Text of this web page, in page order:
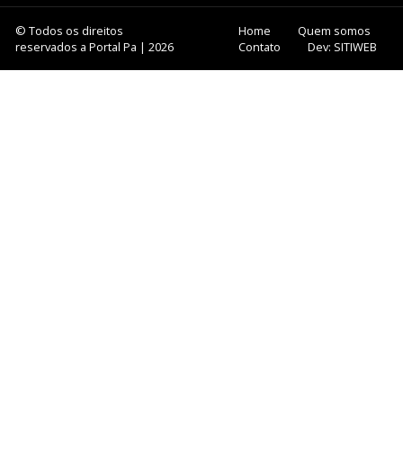
© Todos os direitos
reservados a Portal Pa | 2026
Home
Quem somos
Contato
Dev: SITIWEB